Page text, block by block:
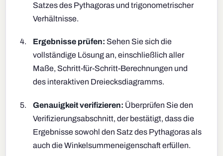
Satzes des Pythagoras und trigonometrischer
Verhältnisse.
Ergebnisse prüfen: Sehen Sie sich die
vollständige Lösung an, einschließlich aller
Maße, Schritt-für-Schritt-Berechnungen und
des interaktiven Dreiecksdiagramms.
Genauigkeit verifizieren: Überprüfen Sie den
Verifizierungsabschnitt, der bestätigt, dass die
Ergebnisse sowohl den Satz des Pythagoras als
auch die Winkelsummeneigenschaft erfüllen.